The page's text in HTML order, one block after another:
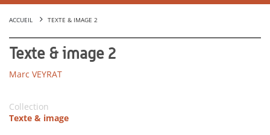
ACCUEIL TEXTE & IMAGE 2
Texte & image 2
Marc VEYRAT
Collection
Texte & image